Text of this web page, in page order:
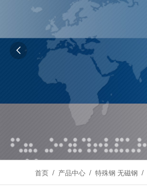

首页 / 产品中心 / 特殊钢 无磁钢 /